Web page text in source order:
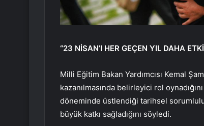
“23 NİSAN’I HER GEÇEN YIL DAHA
Milli Eğitim Bakan Yardımcısı Kemal
kazanılmasında belirleyici rol
döneminde üstlendiği tarihsel
büyük katkı sağladığını söyledi.